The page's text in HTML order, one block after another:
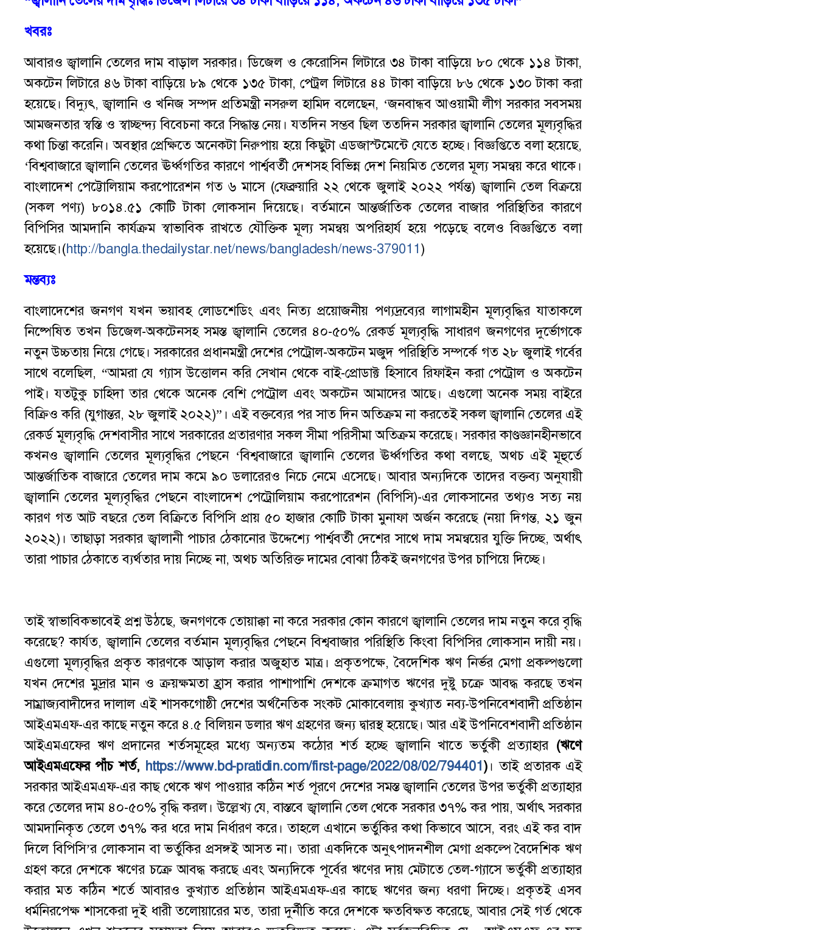
খবরঃ
আবারও জ্বালানি তেলের দাম বাড়াল সরকার। ডিজেল ও কেরোসিন লিটারে ৩৪ টাকা বাড়িয়ে ৮০ থেকে ১১৪ টাকা,
অকটেন লিটারে ৪৬ টাকা বাড়িয়ে ৮৯ থেকে ১৩৫ টাকা, পেট্রল লিটারে ৪৪ টাকা বাড়িয়ে ৮৬ থেকে ১৩০ টাকা করা
হয়েছে। বিদ্যুৎ, জ্বালানি ও খনিজ সম্পদ প্রতিমন্ত্রী নসরুল হামিদ বলেছেন, ‘জনবান্ধব আওয়ামী লীগ সরকার সবসময়
আমজনতার স্বস্তি ও স্বাচ্ছন্দ্য বিবেচনা করে সিদ্ধান্ত নেয়। যতদিন সম্ভব ছিল ততদিন সরকার জ্বালানি তেলের মূল্যবৃদ্ধির
কথা চিন্তা করেনি। অবস্থার প্রেক্ষিতে অনেকটা নিরুপায় হয়ে কিছুটা এডজাস্টমেন্টে যেতে হচ্ছে। বিজ্ঞপ্তিতে বলা হয়েছে,
‘বিশ্ববাজারে জ্বালানি তেলের ঊর্ধ্বগতির কারণে পার্শ্ববর্তী দেশসহ বিভিন্ন দেশ নিয়মিত তেলের মূল্য সমন্বয় করে থাকে।
বাংলাদেশ পেট্টোলিয়াম করপোরেশন গত ৬ মাসে (ফেব্রুয়ারি ২২ থেকে জুলাই ২০২২ পর্যন্ত) জ্বালানি তেল বিক্রয়ে
(সকল পণ্য) ৮০১৪.৫১ কোটি টাকা লোকসান দিয়েছে। বর্তমানে আন্তর্জাতিক তেলের বাজার পরিস্থিতির কারণে
বিপিসির আমদানি কার্যক্রম স্বাভাবিক রাখতে যৌক্তিক মূল্য সমন্বয় অপরিহার্য হয়ে পড়েছে বলেও বিজ্ঞপ্তিতে বলা
হয়েছে।(http://bangla.thedailystar.net/news/bangladesh/news-379011)
মন্তব্যঃ
বাংলাদেশের জনগণ যখন ভয়াবহ লোডশেডিং এবং নিত্য প্রয়োজনীয় পণ্যদ্রব্যের লাগামহীন মূল্যবৃদ্ধির যাতাকলে
নিষ্পেষিত তখন ডিজেল-অকটেনসহ সমস্ত জ্বালানি তেলের ৪০-৫০% রেকর্ড মূল্যবৃদ্ধি সাধারণ জনগণের দুর্ভোগকে
নতুন উচ্চতায় নিয়ে গেছে। সরকারের প্রধানমন্ত্রী দেশের পেট্রোল-অকটেন মজুদ পরিস্থিতি সম্পর্কে গত ২৮ জুলাই গর্বের
সাথে বলেছিল, “আমরা যে গ্যাস উত্তোলন করি সেখান থেকে বাই-প্রোডাক্ট হিসাবে রিফাইন করা পেট্রোল ও অকটেন
পাই। যতটুকু চাহিদা তার থেকে অনেক বেশি পেট্রোল এবং অকটেন আমাদের আছে। এগুলো অনেক সময় বাইরে
বিক্রিও করি (যুগান্তর, ২৮ জুলাই ২০২২)”। এই বক্তব্যের পর সাত দিন অতিক্রম না করতেই সকল জ্বালানি তেলের এই
রেকর্ড মূল্যবৃদ্ধি দেশবাসীর সাথে সরকারের প্রতারণার সকল সীমা পরিসীমা অতিক্রম করেছে। সরকার কাণ্ডজ্ঞানহীনভাবে
কখনও জ্বালানি তেলের মূল্যবৃদ্ধির পেছনে ‘বিশ্ববাজারে জ্বালানি তেলের ঊর্ধ্বগতির কথা বলছে, অথচ এই মূহুর্তে
আন্তর্জাতিক বাজারে তেলের দাম কমে ৯০ ডলারেরও নিচে নেমে এসেছে। আবার অন্যদিকে তাদের বক্তব্য অনুযায়ী
জ্বালানি তেলের মূল্যবৃদ্ধির পেছনে বাংলাদেশ পেট্রোলিয়াম করপোরেশন (বিপিসি)-এর লোকসানের তথ্যও সত্য নয়
কারণ গত আট বছরে তেল বিক্রিতে বিপিসি প্রায় ৫০ হাজার কোটি টাকা মুনাফা অর্জন করেছে (নয়া দিগন্ত, ২১ জুন
২০২২)। তাছাড়া সরকার জ্বালানী পাচার ঠেকানোর উদ্দেশ্যে পার্শ্ববর্তী দেশের সাথে দাম সমন্বয়ের যুক্তি দিচ্ছে, অর্থাৎ
তারা পাচার ঠেকাতে ব্যর্থতার দায় নিচ্ছে না, অথচ অতিরিক্ত দামের বোঝা ঠিকই জনগণের উপর চাপিয়ে দিচ্ছে।
তাই স্বাভাবিকভাবেই প্রশ্ন উঠছে, জনগণকে তোয়াক্কা না করে সরকার কোন কারণে জ্বালানি তেলের দাম নতুন করে বৃদ্ধি
করেছে? কার্যত, জ্বালানি তেলের বর্তমান মূল্যবৃদ্ধির পেছনে বিশ্ববাজার পরিস্থিতি কিংবা বিপিসির লোকসান দায়ী নয়।
এগুলো মূল্যবৃদ্ধির প্রকৃত কারণকে আড়াল করার অজুহাত মাত্র। প্রকৃতপক্ষে, বৈদেশিক ঋণ নির্ভর মেগা প্রকল্পগুলো
যখন দেশের মুদ্রার মান ও ক্রয়ক্ষমতা হ্রাস করার পাশাপাশি দেশকে ক্রমাগত ঋণের দুষ্টু চক্রে আবদ্ধ করছে তখন
সাম্রাজ্যবাদীদের দালাল এই শাসকগোষ্ঠী দেশের অর্থনৈতিক সংকট মোকাবেলায় কুখ্যাত নব্য-উপনিবেশবাদী প্রতিষ্ঠান
আইএমএফ-এর কাছে নতুন করে ৪.৫ বিলিয়ন ডলার ঋণ গ্রহণের জন্য দ্বারস্থ হয়েছে। আর এই উপনিবেশবাদী প্রতিষ্ঠান
আইএমএফের ঋণ প্রদানের শর্তসমূহের মধ্যে অন্যতম কঠোর শর্ত হচ্ছে জ্বালানি খাতে ভর্তুকী প্রত্যাহার (ঋণে
আইএমএফের পাঁচ শর্ত, https://www.bd-pratidin.com/first-page/2022/08/02/794401)। তাই প্রতারক এই
সরকার আইএমএফ-এর কাছ থেকে ঋণ পাওয়ার কঠিন শর্ত পূরণে দেশের সমস্ত জ্বালানি তেলের উপর ভর্তুকী প্রত্যাহার
করে তেলের দাম ৪০-৫০% বৃদ্ধি করল। উল্লেখ্য যে, বাস্তবে জ্বালানি তেল থেকে সরকার ৩৭% কর পায়, অর্থাৎ সরকার
আমদানিকৃত তেলে ৩৭% কর ধরে দাম নির্ধারণ করে। তাহলে এখানে ভর্তুকির কথা কিভাবে আসে, বরং এই কর বাদ
দিলে বিপিসি’র লোকসান বা ভর্তুকির প্রসঙ্গই আসত না। তারা একদিকে অনুৎপাদনশীল মেগা প্রকল্পে বৈদেশিক ঋণ
গ্রহণ করে দেশকে ঋণের চক্রে আবদ্ধ করছে এবং অন্যদিকে পূর্বের ঋণের দায় মেটাতে তেল-গ্যাসে ভর্তুকী প্রত্যাহার
করার মত কঠিন শর্তে আবারও কুখ্যাত প্রতিষ্ঠান আইএমএফ-এর কাছে ঋণের জন্য ধরণা দিচ্ছে। প্রকৃতই এসব
ধর্মনিরপেক্ষ শাসকেরা দুই ধারী তলোয়ারের মত, তারা দুর্নীতি করে দেশকে ক্ষতবিক্ষত করেছে, আবার সেই গর্ত থেকে